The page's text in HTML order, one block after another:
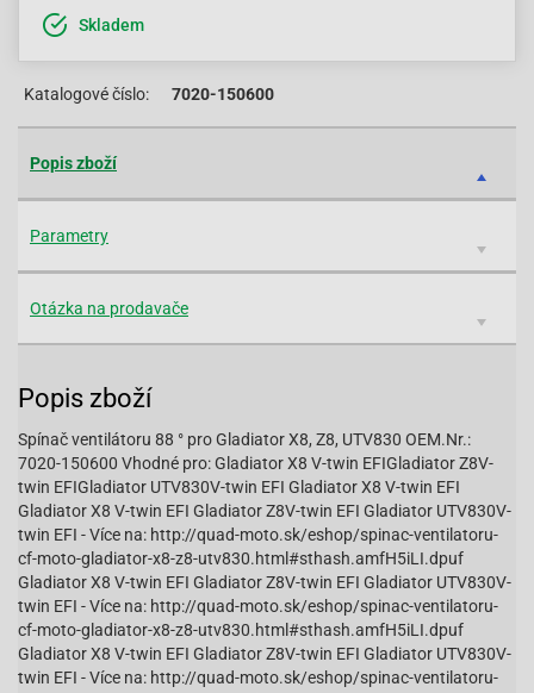
Skladem
Katalogové číslo: 7020-150600
Popis zboží
Parametry
Otázka na prodavače
Popis zboží
Spínač ventilátoru 88 ° pro Gladiator X8, Z8, UTV830 OEM.Nr.:
7020-150600 Vhodné pro: Gladiator X8 V-twin EFIGladiator Z8V-
twin EFIGladiator UTV830V-twin EFI Gladiator X8 V-twin EFI
Gladiator X8 V-twin EFI Gladiator Z8V-twin EFI Gladiator UTV830V-
twin EFI - Více na: http://quad-moto.sk/eshop/spinac-ventilatoru-
cf-moto-gladiator-x8-z8-utv830.html#sthash.amfH5iLI.dpuf
Gladiator X8 V-twin EFI Gladiator Z8V-twin EFI Gladiator UTV830V-
twin EFI - Více na: http://quad-moto.sk/eshop/spinac-ventilatoru-
cf-moto-gladiator-x8-z8-utv830.html#sthash.amfH5iLI.dpuf
Gladiator X8 V-twin EFI Gladiator Z8V-twin EFI Gladiator UTV830V-
twin EFI - Více na: http://quad-moto.sk/eshop/spinac-ventilatoru-